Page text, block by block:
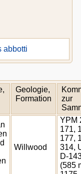
abbotti
Geologie,
Formation
zur
Willwood
YPM
171,
177,
314,
D-
(585